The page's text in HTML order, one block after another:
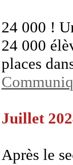
24 000 !
24 000
places
Juillet
Après le